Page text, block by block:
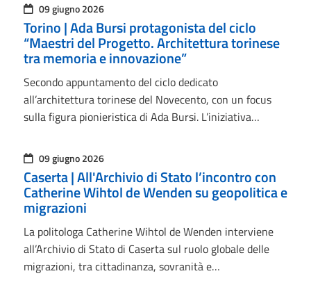
09 giugno 2026
Torino | Ada Bursi protagonista del ciclo
“Maestri del Progetto. Architettura torinese
tra memoria e innovazione”
Secondo appuntamento del ciclo dedicato
all’architettura torinese del Novecento, con un focus
sulla figura pionieristica di Ada Bursi. L’iniziativa…
09 giugno 2026
Caserta | All'Archivio di Stato l’incontro con
Catherine Wihtol de Wenden su geopolitica e
migrazioni
La politologa Catherine Wihtol de Wenden interviene
all’Archivio di Stato di Caserta sul ruolo globale delle
migrazioni, tra cittadinanza, sovranità e…